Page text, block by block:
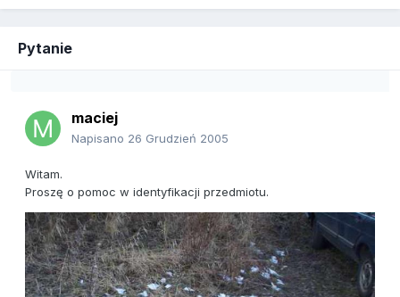
Pytanie
maciej
Napisano 26 Grudzień 2005
Witam.
Proszę o pomoc w identyfikacji przedmiotu.